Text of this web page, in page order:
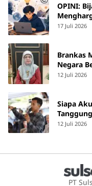
OPINI:
17 Juli 2026
Brankas
Negara
12 Juli 2026
Siapa
12 Juli 2026
PT